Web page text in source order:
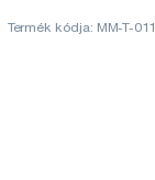
Termék kódja: MM-T-011